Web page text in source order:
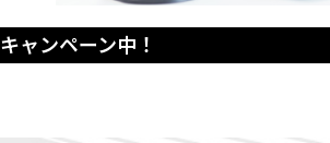
キャンペーン中！